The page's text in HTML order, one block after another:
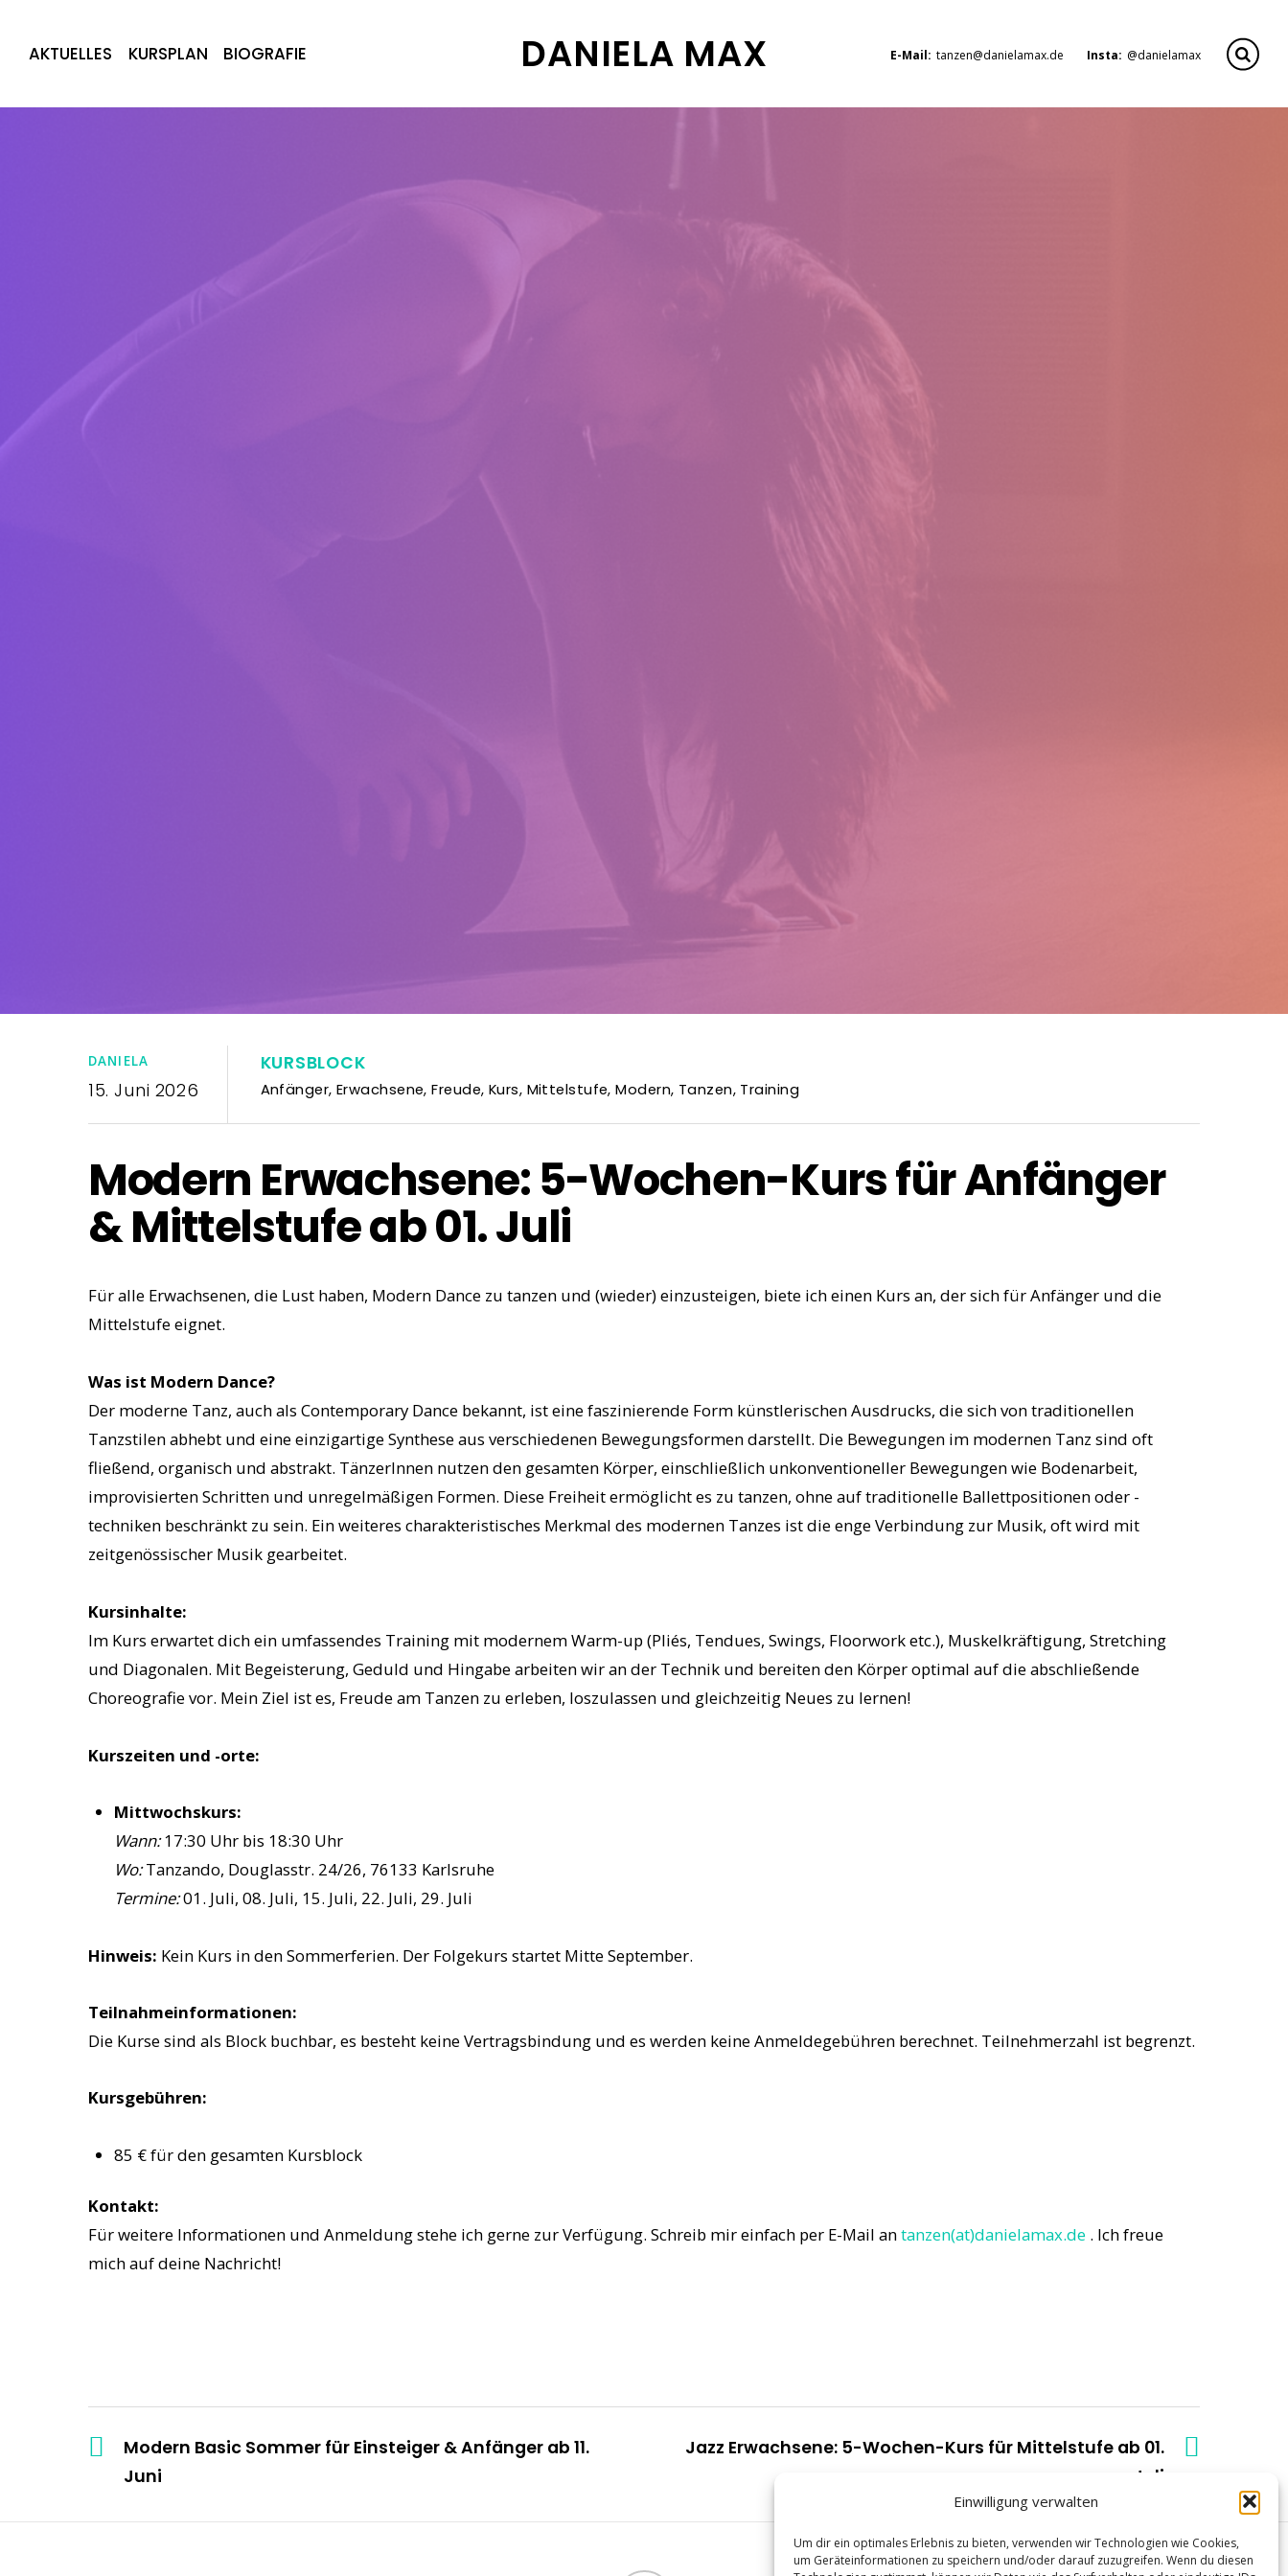
Einwilligung verwalten
Um dir ein optimales Erlebnis zu bieten, verwenden wir Technologien wie Cookies,
um Geräteinformationen zu speichern und/oder darauf zuzugreifen. Wenn du diesen
DANIELA MAX E-Mail: tanzen@danielamax.de Insta: @danielamax
AKTUELLES KURSPLAN BIOGRAFIE
DANIELA
15. Juni 2026
KURSBLOCK
Anfänger, Erwachsene,Freude, Kurs, Mittelstufe,Modern, Tanzen, Training
Modern Erwachsene: 5-Wochen-Kurs für Anfänger
& Mittelstufe ab 01. Juli
Für alle Erwachsenen, die Lust haben, Modern Dance zu tanzen und (wieder) einzusteigen, biete ich einen Kurs an, der sich für Anfänger und die
Mittelstufe eignet.
Was ist Modern Dance?
Der moderne Tanz, auch als Contemporary Dance bekannt, ist eine faszinierende Form künstlerischen Ausdrucks, die sich von traditionellen
Tanzstilen abhebt und eine einzigartige Synthese aus verschiedenen Bewegungsformen darstellt. Die Bewegungen im modernen Tanz sind oft
fließend, organisch und abstrakt. TänzerInnen nutzen den gesamten Körper, einschließlich unkonventioneller Bewegungen wie Bodenarbeit,
improvisierten Schritten und unregelmäßigen Formen. Diese Freiheit ermöglicht es zu tanzen, ohne auf traditionelle Ballettpositionen oder -
techniken beschränkt zu sein. Ein weiteres charakteristisches Merkmal des modernen Tanzes ist die enge Verbindung zur Musik, oft wird mit
zeitgenössischer Musik gearbeitet.
Kursinhalte:
Im Kurs erwartet dich ein umfassendes Training mit modernem Warm-up (Pliés, Tendues, Swings, Floorwork etc.), Muskelkräftigung, Stretching
und Diagonalen. Mit Begeisterung, Geduld und Hingabe arbeiten wir an der Technik und bereiten den Körper optimal auf die abschließende
Choreografie vor. Mein Ziel ist es, Freude am Tanzen zu erleben, loszulassen und gleichzeitig Neues zu lernen!
Kurszeiten und -orte:
Mittwochskurs:
Wann:17:30 Uhr bis 18:30 Uhr
Wo:Tanzando, Douglasstr. 24/26, 76133 Karlsruhe
Termine:01. Juli, 08. Juli, 15. Juli, 22. Juli, 29. Juli
Hinweis: Kein Kurs in den Sommerferien. Der Folgekurs startet Mitte September.
Teilnahmeinformationen:
Die Kurse sind als Block buchbar, es besteht keine Vertragsbindung und es werden keine Anmeldegebühren berechnet. Teilnehmerzahl ist begrenzt.
Kursgebühren:
85 € für den gesamten Kursblock
Kontakt:
Für weitere Informationen und Anmeldung stehe ich gerne zur Verfügung. Schreib mir einfach per E-Mail antanzen(at)danielamax.de . Ich freue
mich auf deine Nachricht!
Modern Basic Sommer für Einsteiger & Anfänger ab 11.
Juni
Jazz Erwachsene: 5-Wochen-Kurs für Mittelstufe ab 01.
Juli